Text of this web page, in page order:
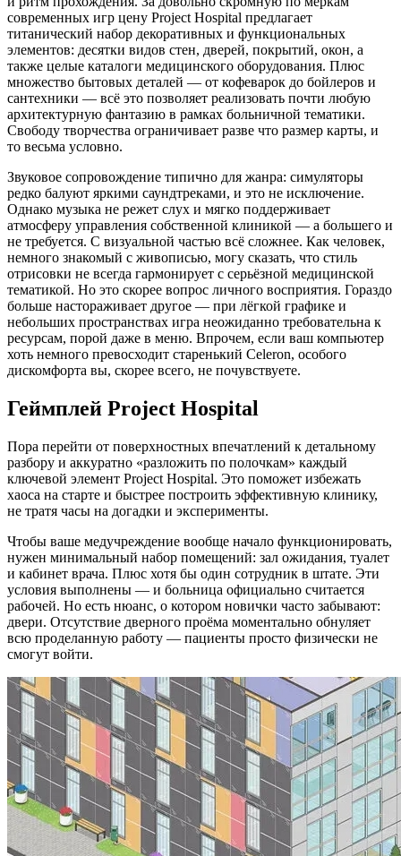
современных игр цену Project Hospital предлагает
титанический набор декоративных и функциональных
элементов: десятки видов стен, дверей, покрытий, окон, а
также целые каталоги медицинского оборудования. Плюс
множество бытовых деталей — от кофеварок до бойлеров и
сантехники — всё это позволяет реализовать почти любую
архитектурную фантазию в рамках больничной тематики.
Свободу творчества ограничивает разве что размер карты, и
то весьма условно.
Звуковое сопровождение типично для жанра: симуляторы
редко балуют яркими саундтреками, и это не исключение.
Однако музыка не режет слух и мягко поддерживает
атмосферу управления собственной клиникой — а большего и
не требуется. С визуальной частью всё сложнее. Как человек,
немного знакомый с живописью, могу сказать, что стиль
отрисовки не всегда гармонирует с серьёзной медицинской
тематикой. Но это скорее вопрос личного восприятия. Гораздо
больше настораживает другое — при лёгкой графике и
небольших пространствах игра неожиданно требовательна к
ресурсам, порой даже в меню. Впрочем, если ваш компьютер
хоть немного превосходит старенький Celeron, особого
дискомфорта вы, скорее всего, не почувствуете.
Геймплей Project Hospital
Пора перейти от поверхностных впечатлений к детальному
разбору и аккуратно «разложить по полочкам» каждый
ключевой элемент Project Hospital. Это поможет избежать
хаоса на старте и быстрее построить эффективную клинику,
не тратя часы на догадки и эксперименты.
Чтобы ваше медучреждение вообще начало функционировать,
нужен минимальный набор помещений: зал ожидания, туалет
и кабинет врача. Плюс хотя бы один сотрудник в штате. Эти
условия выполнены — и больница официально считается
рабочей. Но есть нюанс, о котором новички часто забывают:
двери. Отсутствие дверного проёма моментально обнуляет
всю проделанную работу — пациенты просто физически не
смогут войти.